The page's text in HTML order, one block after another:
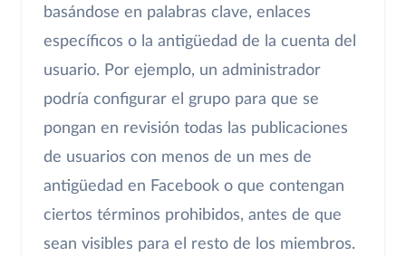
basándose en palabras clave, enlaces
específicos o la antigüedad de la cuenta del
usuario. Por ejemplo, un administrador
podría configurar el grupo para que se
pongan en revisión todas las publicaciones
de usuarios con menos de un mes de
antigüedad en Facebook o que contengan
ciertos términos prohibidos, antes de que
sean visibles para el resto de los miembros.